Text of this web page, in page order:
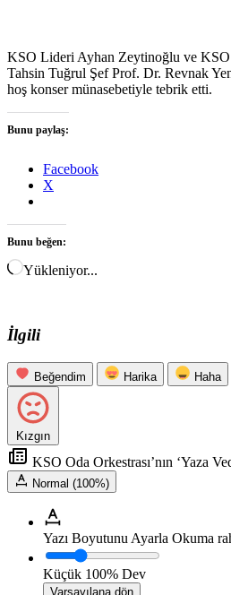
KSO Lideri Ayhan Zeytinoğlu ve KSO
Tahsin Tuğrul Şef Prof. Dr. Revnak
hoş konser münasebetiyle tebrik etti.
Bunu paylaş:
Facebook
X
Bunu beğen:
Yükleniyor...
İlgili
Beğendim Harika Haha
Kızgın
KSO Oda Orkestrası’nın ‘Yaza
Normal (100%)
Yazı Boyutunu Ayarla Okuma
Küçük 100% Dev
Varsayılana dön